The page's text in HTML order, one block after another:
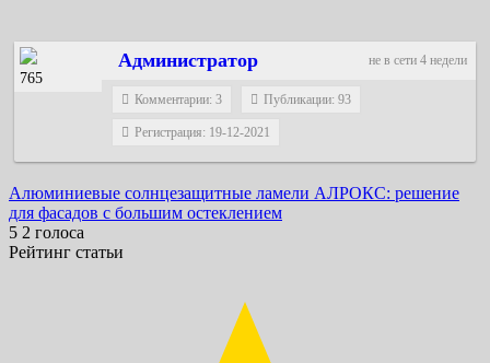
не в сети 4 недели
Администратор
765
Комментарии: 3 Публикации: 93
Регистрация: 19-12-2021
Навигация
по
записям
Алюминиевые солнцезащитные ламели AЛРОКС: решение
для фасадов с большим остеклением
5 2 голоса
Рейтинг статьи